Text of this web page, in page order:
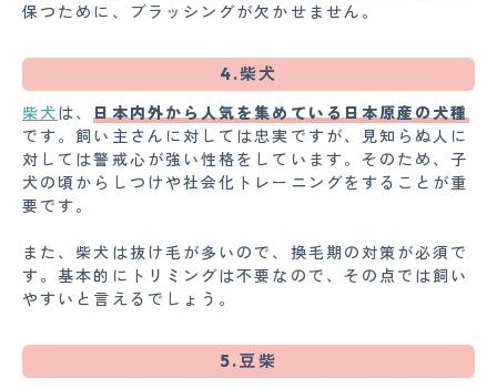
保つために、ブラッシングが欠かせません。
4.柴犬
柴犬は、日本内外から人気を集めている日本原産の犬種
です。飼い主さんに対しては忠実ですが、見知らぬ人に
対しては警戒心が強い性格をしています。そのため、子
犬の頃からしつけや社会化トレーニングをすることが重
要です。
また、柴犬は抜け毛が多いので、換毛期の対策が必須で
す。基本的にトリミングは不要なので、その点では飼い
やすいと言えるでしょう。
5.豆柴